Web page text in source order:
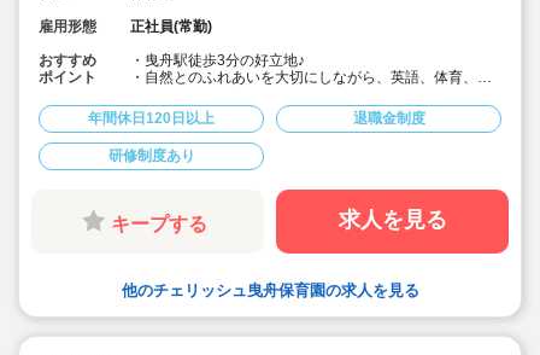
雇用形態
正社員(常勤)
おすすめ
ポイント
・曳舟駅徒歩3分の好立地♪
・自然とのふれあいを大切にしながら、英語、体育、リ
に保育してます♪
・月給27.7万～、賞与実績2.7ヶ月の好待遇♪
・宿舎借り上げ制度利用可♪
・宿舎借り上げ利用にあたっての引っ越し費用負担や初
・アットホームな雰囲気で人間関係がいい！と評判の保
育園です！
・子どもたちへよりよい保育を行うためにも、働きやす
い職場環境作りを考え、本部と園が連携をとっていま
年間休日120日以上 退職金制度
研修制度あり
キープする 求人を見る
他のチェリッシュ曳舟保育園の求人を見る